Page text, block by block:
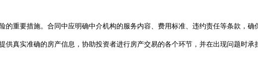
重要措施。合同中应明确中介机构的服务内容、费用标准、违约责任等条款，确
实准确的房产信息，协助投资者进行房产交易的各个环节，并在出现问题时承